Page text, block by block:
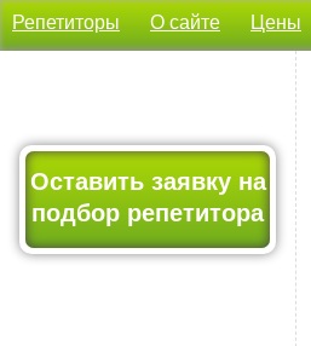
Репетиторы О сайте Цены
Оставить заявку на
подбор репетитора